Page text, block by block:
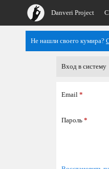
Danveri Project
Не нашли своего кумира?
Вход в систему
Email *
Пароль *